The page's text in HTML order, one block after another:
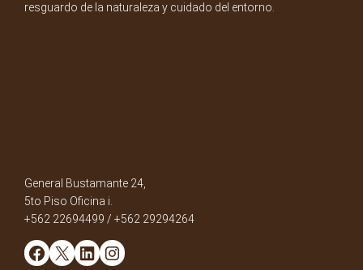
resguardo de la naturaleza y cuidado del entorno.
General Bustamante 24,
5to Piso Oficina i.
+562 22694499 / +562 29294264